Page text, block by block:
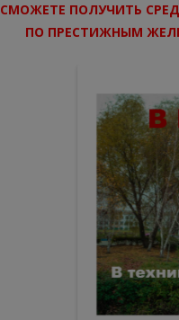
СМОЖЕТЕ ПОЛУЧИТЬ
ПО ПРЕСТИЖНЫМ